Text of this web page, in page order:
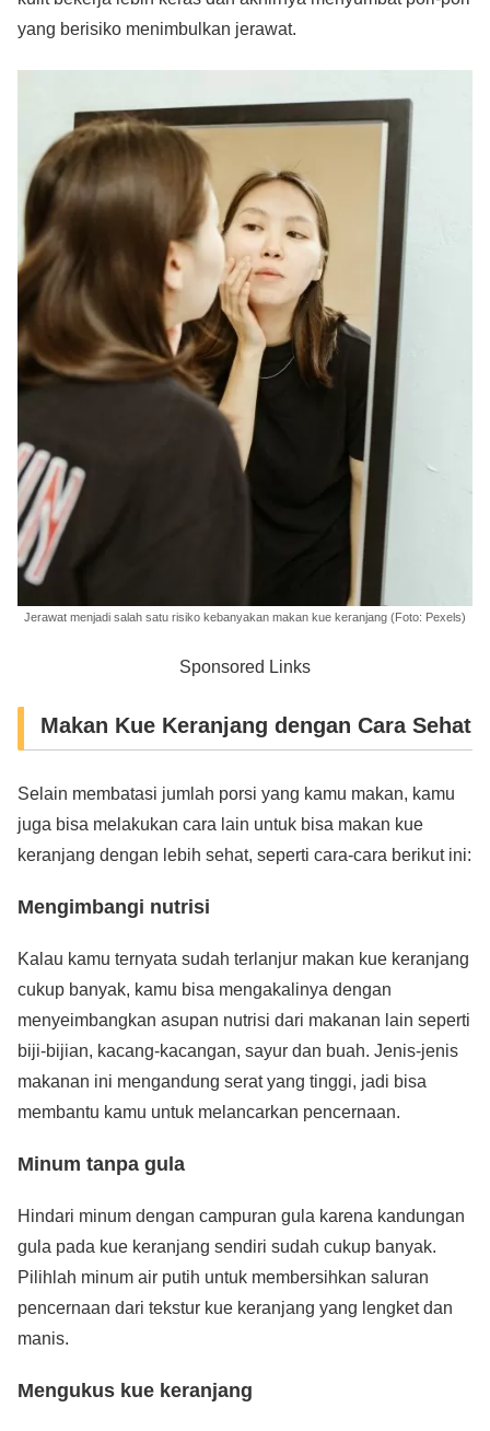
yang berisiko menimbulkan jerawat.
Jerawat menjadi salah satu risiko kebanyakan makan kue keranjang (Foto: Pexels)
Sponsored Links
Makan Kue Keranjang dengan Cara Sehat
Selain membatasi jumlah porsi yang kamu makan, kamu
juga bisa melakukan cara lain untuk bisa makan kue
keranjang dengan lebih sehat, seperti cara-cara berikut ini:
Mengimbangi nutrisi
Kalau kamu ternyata sudah terlanjur makan kue keranjang
cukup banyak, kamu bisa mengakalinya dengan
menyeimbangkan asupan nutrisi dari makanan lain seperti
biji-bijian, kacang-kacangan, sayur dan buah. Jenis-jenis
makanan ini mengandung serat yang tinggi, jadi bisa
membantu kamu untuk melancarkan pencernaan.
Minum tanpa gula
Hindari minum dengan campuran gula karena kandungan
gula pada kue keranjang sendiri sudah cukup banyak.
Pilihlah minum air putih untuk membersihkan saluran
pencernaan dari tekstur kue keranjang yang lengket dan
manis.
Mengukus kue keranjang